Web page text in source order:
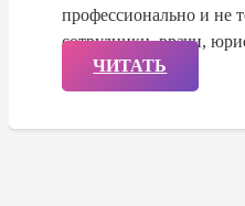
профессионально и не
сотрудники, врачи,
ЧИТАТЬ